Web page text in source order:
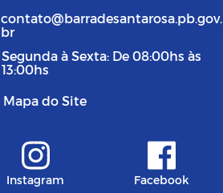
contato@barradesantarosa.pb.gov.
br
Segunda à Sexta: De 08:00hs às
13:00hs
Mapa do Site
Instagram Facebook